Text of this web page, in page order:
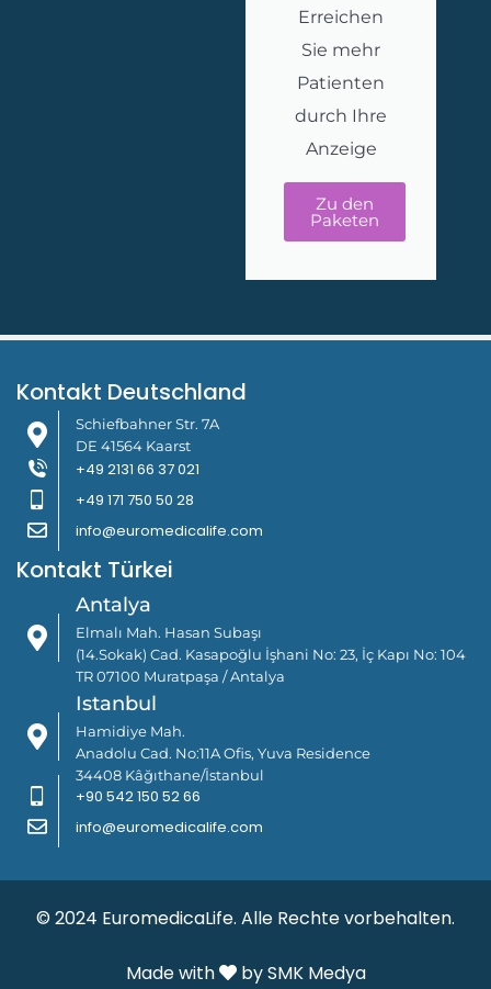
Erreichen
Sie mehr
Patienten
durch Ihre
Anzeige
Zu den
Paketen
Kontakt Deutschland
Schiefbahner Str. 7A
DE 41564 Kaarst
+49 2131 66 37 021
+49 171 750 50 28
info@euromedicalife.com
Kontakt Türkei
Antalya
Elmalı Mah. Hasan Subaşı
(14.Sokak) Cad. Kasapoğlu İşhani No: 23, İç Kapı No: 104
TR 07100 Muratpaşa / Antalya
Istanbul
Hamidiye Mah.
Anadolu Cad. No:11A Ofis, Yuva Residence
34408 Kâğıthane/İstanbul
+90 542 150 52 66
info@euromedicalife.com
© 2024 EuromedicaLife. Alle Rechte vorbehalten.
Made with by SMK Medya